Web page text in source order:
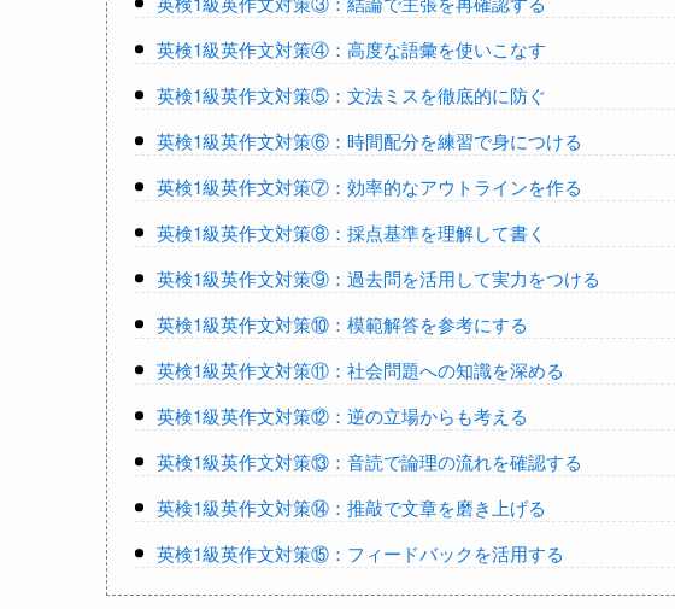
英検1級英作文対策④：高度な語彙を使いこなす
英検1級英作文対策⑤：文法ミスを徹底的に防ぐ
英検1級英作文対策⑥：時間配分を練習で身につける
英検1級英作文対策⑦：効率的なアウトラインを作る
英検1級英作文対策⑧：採点基準を理解して書く
英検1級英作文対策⑨：過去問を活用して実力をつける
英検1級英作文対策⑩：模範解答を参考にする
英検1級英作文対策⑪：社会問題への知識を深める
英検1級英作文対策⑫：逆の立場からも考える
英検1級英作文対策⑬：音読で論理の流れを確認する
英検1級英作文対策⑭：推敲で文章を磨き上げる
英検1級英作文対策⑮：フィードバックを活用する